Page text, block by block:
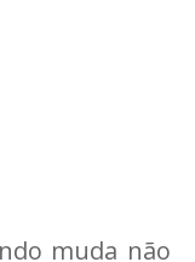
muda não